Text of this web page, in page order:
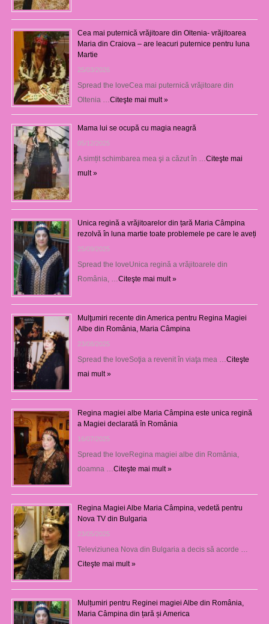
Cea mai puternică vrăjitoare din Oltenia- vrăjitoarea
Maria din Craiova – are leacuri puternice pentru luna
Martie
25/03/2026
Spread the loveCea mai puternică vrăjitoare din
Oltenia … Citeşte mai mult »
Mama lui se ocupă cu magia neagră
05/12/2025
A simțit schimbarea mea şi a căzut în … Citeşte mai
mult »
Unica regină a vrăjitoarelor din țară Maria Câmpina
rezolvă în luna martie toate problemele pe care le aveți
25/09/2025
Spread the loveUnica regină a vrăjitoarele din
România, … Citeşte mai mult »
Mulţumiri recente din America pentru Regina Magiei
Albe din România, Maria Câmpina
23/08/2025
Spread the loveSoţia a revenit în viaţa mea … Citeşte
mai mult »
Regina magiei albe Maria Câmpina este unica regină
a Magiei declarată în România
16/07/2025
Spread the loveRegina magiei albe din România,
doamna … Citeşte mai mult »
Regina Magiei Albe Maria Câmpina, vedetă pentru
Nova TV din Bulgaria
23/05/2025
Televiziunea Nova din Bulgaria a decis să acorde …
Citeşte mai mult »
Mulțumiri pentru Reginei magiei Albe din România,
Maria Câmpina din țară și America